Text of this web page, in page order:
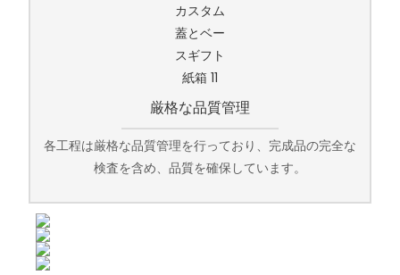
厳格な品質管理
各工程は厳格な品質管理を行っており、完成品の完全な
検査を含め、品質を確保しています。